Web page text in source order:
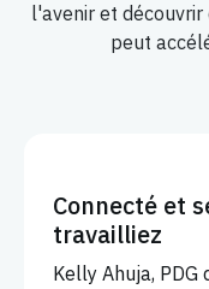
l'avenir et découvrir
peut
Connecté et
travailliez
Kelly Ahuja,